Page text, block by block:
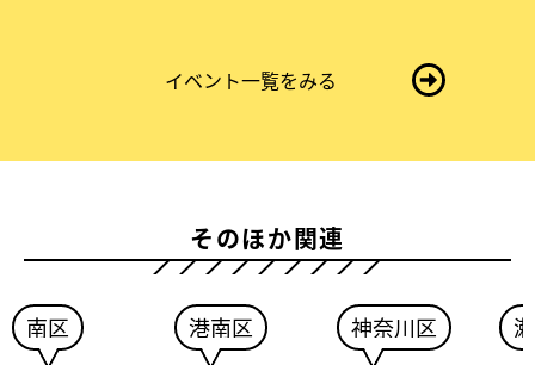
た
ン
イベント一覧をみる
そのほか関連
南区 港南区 神奈川区